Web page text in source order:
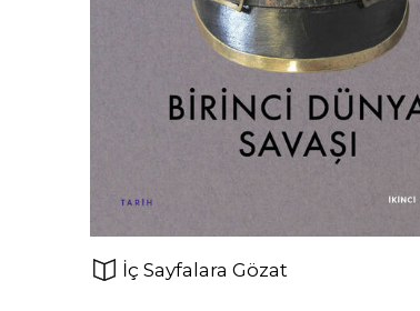
İç Sayfalara Gözat